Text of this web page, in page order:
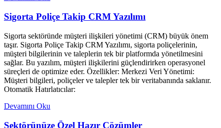
Sigorta Poliçe Takip CRM Yazılımı
Sigorta sektöründe müşteri ilişkileri yönetimi (CRM) büyük önem
taşır. Sigorta Poliçe Takip CRM Yazılımı, sigorta poliçelerinin,
müşteri bilgilerinin ve taleplerin tek bir platformda yönetilmesini
sağlar. Bu yazılım, müşteri ilişkilerini güçlendirirken operasyonel
süreçleri de optimize eder. Özellikler: Merkezi Veri Yönetimi:
Müşteri bilgileri, poliçeler ve talepler tek bir veritabanında saklanır.
Otomatik Hatırlatıcılar:
Devamını Oku
Sektörünüze Özel Hazır Çözümler